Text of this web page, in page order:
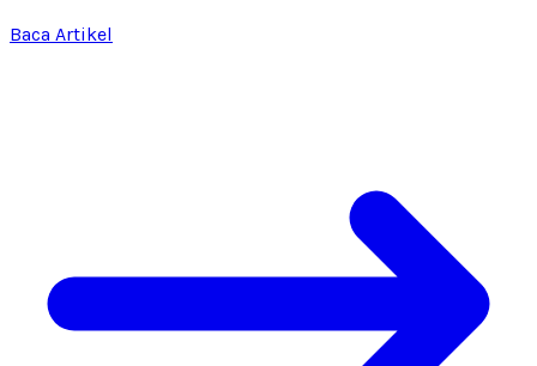
Baca Artikel